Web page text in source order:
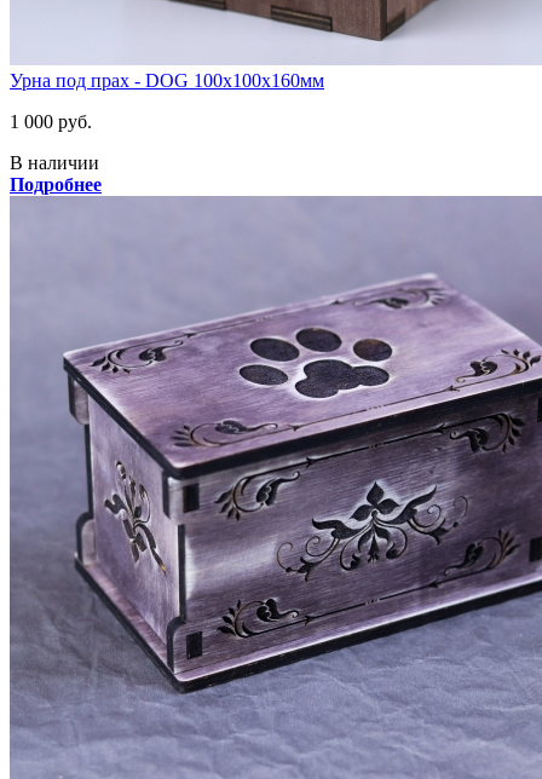
Урна под прах - DOG 100х100х160мм
1 000 руб.
В наличии
Подробнее